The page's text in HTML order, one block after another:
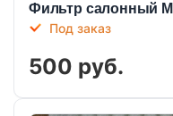
Фильтр салонный
Под заказ
500 руб.